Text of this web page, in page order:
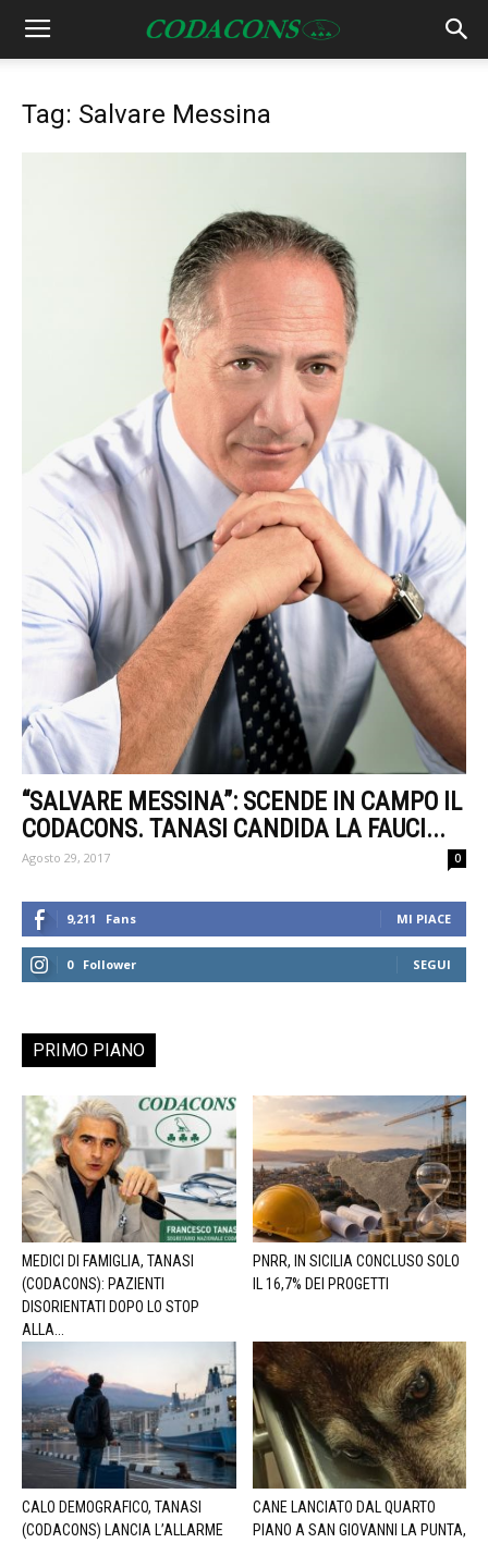
Tag: Salvare Messina
“SALVARE MESSINA”: SCENDE IN CAMPO IL
CODACONS. TANASI CANDIDA LA FAUCI...
Agosto 29, 2017 0
9,211 Fans MI PIACE
0 Follower SEGUI
PRIMO PIANO
MEDICI DI FAMIGLIA, TANASI
(CODACONS): PAZIENTI
DISORIENTATI DOPO LO STOP
ALLA...
PNRR, IN SICILIA CONCLUSO SOLO
IL 16,7% DEI PROGETTI
CALO DEMOGRAFICO, TANASI
(CODACONS) LANCIA L’ALLARME
CANE LANCIATO DAL QUARTO
PIANO A SAN GIOVANNI LA PUNTA,